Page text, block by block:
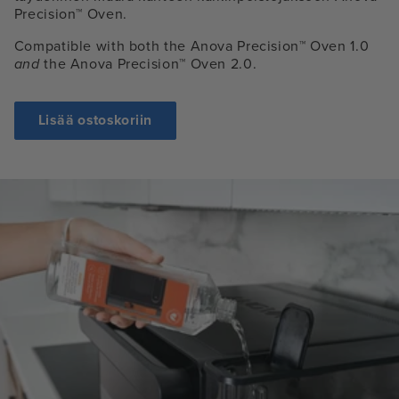
Precision™ Oven.
Compatible with both the Anova Precision™ Oven 1.0
andthe Anova Precision™ Oven 2.0.
Lisää ostoskoriin